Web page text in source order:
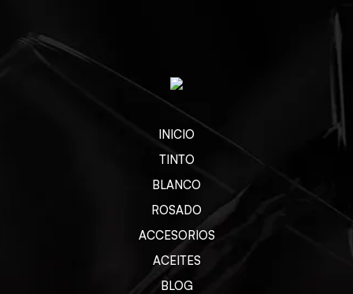
INICIO
TINTO
BLANCO
ROSADO
ACCESORIOS
ACEITES
BLOG